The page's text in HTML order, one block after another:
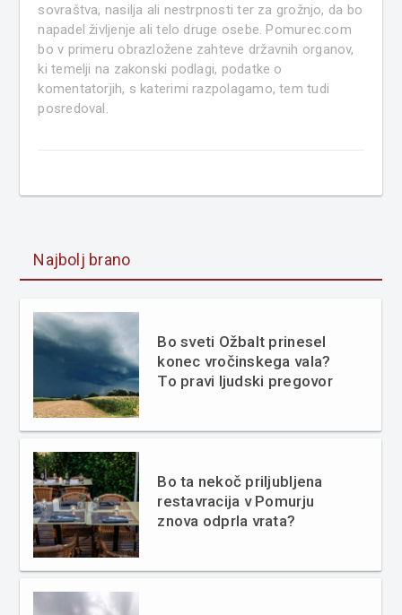
sovraštva, nasilja ali nestrpnosti ter za grožnjo, da bo
napadel življenje ali telo druge osebe. Pomurec.com
bo v primeru obrazložene zahteve državnih organov,
ki temelji na zakonski podlagi, podatke o
komentatorjih, s katerimi razpolagamo, tem tudi
posredoval.
Najbolj brano
Bo sveti Ožbalt prinesel
konec vročinskega vala?
To pravi ljudski pregovor
Bo ta nekoč priljubljena
restavracija v Pomurju
znova odprla vrata?